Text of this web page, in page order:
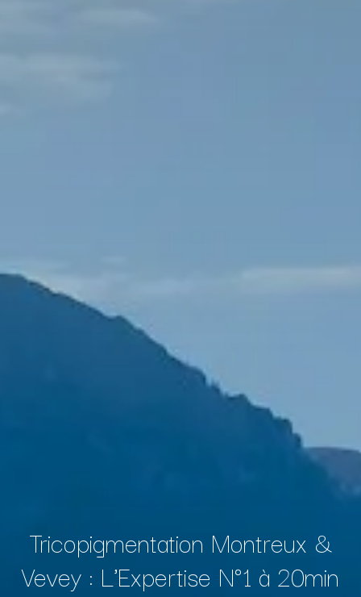
Tricopigmentation Montreux &
Vevey : L'Expertise N°1 à 20min